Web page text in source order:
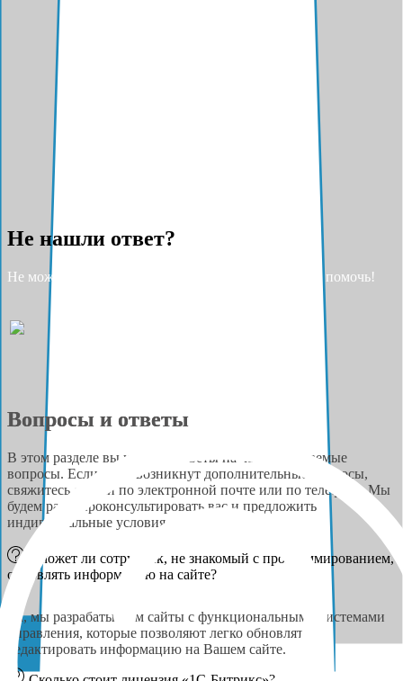
Не нашли ответ?
Не можете найти ответ на свой вопрос? Разрешите помочь!
Вопросы и ответы
В этом разделе вы найдёте ответы на часто задаваемые
вопросы. Если у вас возникнут дополнительные вопросы,
свяжитесь с нами по электронной почте или по телефону. Мы
будем рады проконсультировать вас и предложить
индивидуальные условия сотрудничества.
Сможет ли сотрудник, не знакомый с программированием,
обновлять информацию на сайте?
Да, мы разрабатываем сайты с функциональными системами
управления, которые позволяют легко обновлять и
редактировать информацию на Вашем сайте.